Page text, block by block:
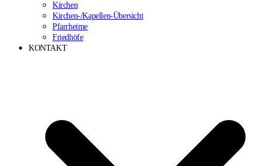
Kirchen
Kirchen-/Kapellen-Übersicht
Pfarrheime
Friedhöfe
KONTAKT